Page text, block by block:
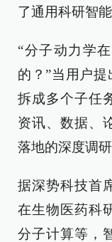
了通用科研智能
“分子动力学
的？”当用户提
拆成多个子任
资讯、数据、
落地的深度调研
据深势科技首
在生物医药科
分子计算等，